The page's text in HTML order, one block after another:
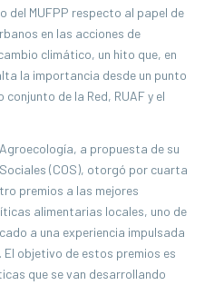
del MUFPP respecto al papel de
en las acciones de
climático, un hito que, en
la importancia desde un punto
de la Red, RUAF y el
a propuesta de su
(COS), otorgó por cuarta
premios a las mejores
alimentarias locales, uno de
a una experiencia impulsada
objetivo de estos premios es
que se van desarrollando